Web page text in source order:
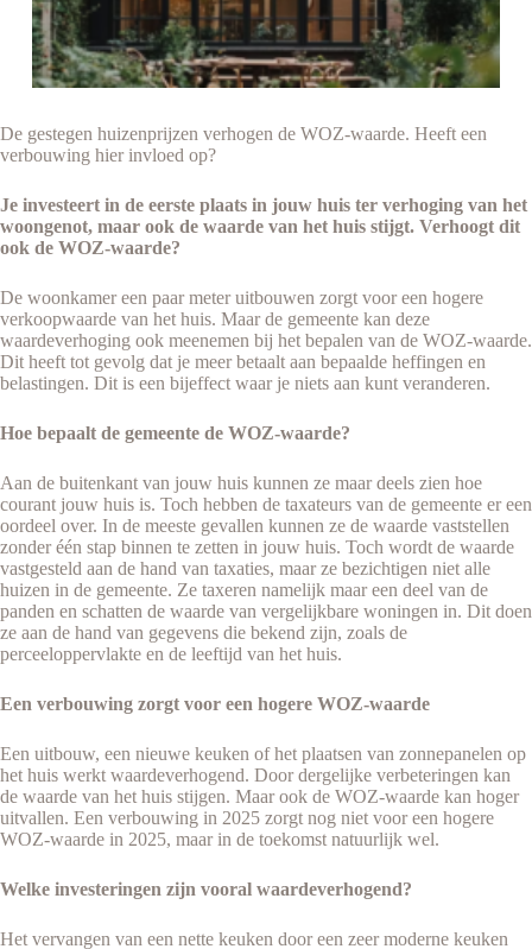
De gestegen huizenprijzen verhogen de WOZ-waarde. Heeft een
verbouwing hier invloed op?
Je investeert in de eerste plaats in jouw huis ter verhoging van het
woongenot, maar ook de waarde van het huis stijgt. Verhoogt dit
ook de WOZ-waarde?
De woonkamer een paar meter uitbouwen zorgt voor een hogere
verkoopwaarde van het huis. Maar de gemeente kan deze
waardeverhoging ook meenemen bij het bepalen van de WOZ-waarde.
Dit heeft tot gevolg dat je meer betaalt aan bepaalde heffingen en
belastingen. Dit is een bijeffect waar je niets aan kunt veranderen.
Hoe bepaalt de gemeente de WOZ-waarde?
Aan de buitenkant van jouw huis kunnen ze maar deels zien hoe
courant jouw huis is. Toch hebben de taxateurs van de gemeente er een
oordeel over. In de meeste gevallen kunnen ze de waarde vaststellen
zonder één stap binnen te zetten in jouw huis. Toch wordt de waarde
vastgesteld aan de hand van taxaties, maar ze bezichtigen niet alle
huizen in de gemeente. Ze taxeren namelijk maar een deel van de
panden en schatten de waarde van vergelijkbare woningen in. Dit doen
ze aan de hand van gegevens die bekend zijn, zoals de
perceeloppervlakte en de leeftijd van het huis.
Een verbouwing zorgt voor een hogere WOZ-waarde
Een uitbouw, een nieuwe keuken of het plaatsen van zonnepanelen op
het huis werkt waardeverhogend. Door dergelijke verbeteringen kan
de waarde van het huis stijgen. Maar ook de WOZ-waarde kan hoger
uitvallen. Een verbouwing in 2025 zorgt nog niet voor een hogere
WOZ-waarde in 2025, maar in de toekomst natuurlijk wel.
Welke investeringen zijn vooral waardeverhogend?
Het vervangen van een nette keuken door een zeer moderne keuken